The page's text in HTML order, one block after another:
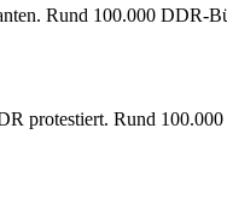
Rund 100.000 DDR-
protestiert. Rund